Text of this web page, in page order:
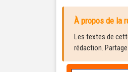
À propos de la
Les textes de
rédaction.